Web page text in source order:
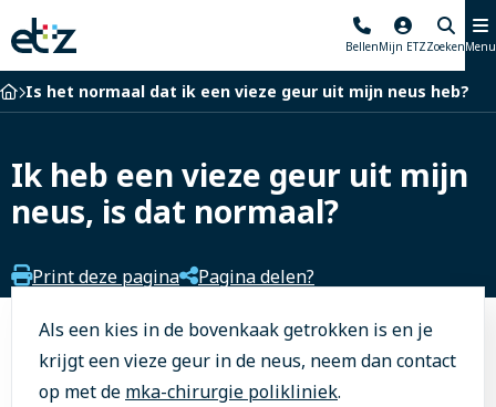
Elisabeth-
TweeSteden
Ziekenhuis
BellenMijn ETZZoekenMenu
Home
Is het normaal dat ik een vieze geur uit mijn neus heb?
Ik heb een vieze geur uit mijn
neus, is dat normaal?
Print deze pagina Pagina delen?
Als een kies in de bovenkaak getrokken is en je
krijgt een vieze geur in de neus, neem dan contact
op met de mka-chirurgie polikliniek.